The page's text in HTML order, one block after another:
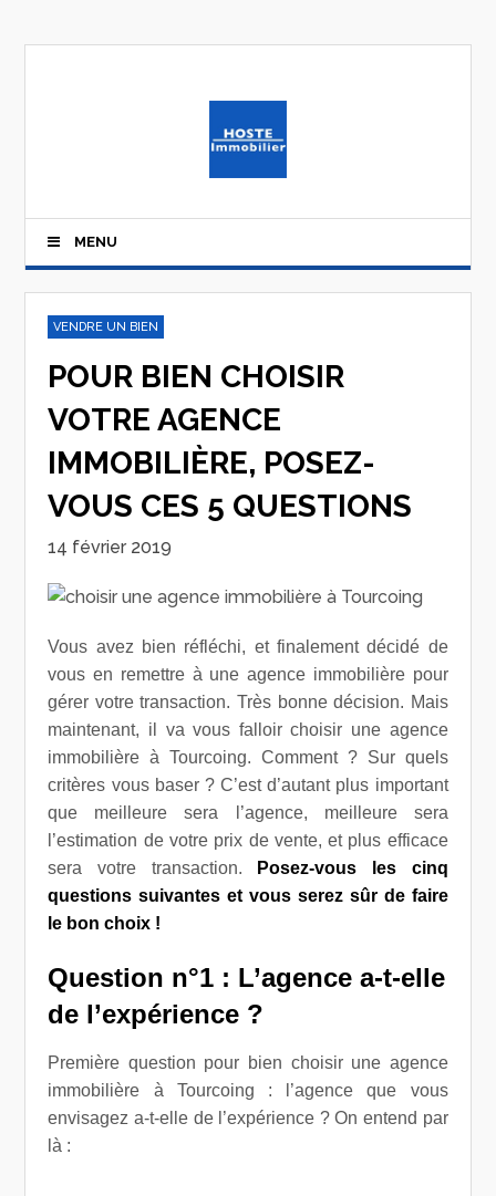
MENU
VENDRE UN BIEN
POUR BIEN CHOISIR
VOTRE AGENCE
IMMOBILIÈRE, POSEZ-
VOUS CES 5 QUESTIONS
14 février 2019
Vous avez bien réfléchi, et finalement décidé de
vous en remettre à une agence immobilière pour
gérer votre transaction. Très bonne décision. Mais
maintenant, il va vous falloir choisir une agence
immobilière à Tourcoing. Comment ? Sur quels
critères vous baser ? C’est d’autant plus important
que meilleure sera l’agence, meilleure sera
l’estimation de votre prix de vente, et plus efficace
sera votre transaction.
Posez-vous les cinq
questions suivantes et vous serez sûr de faire
le bon choix !
Question n°1 : L’agence a-t-elle
de l’expérience ?
Première question pour bien choisir une agence
immobilière à Tourcoing : l’agence que vous
envisagez a-t-elle de l’expérience ? On entend par
là :